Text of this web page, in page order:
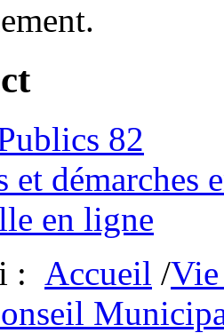
82
et démarches
en ligne
: Accueil /